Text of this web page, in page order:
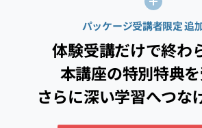
パッケージ受講者限定 追
体験受講だけで終わ
本講座の特別特典
さらに深い学習へつな